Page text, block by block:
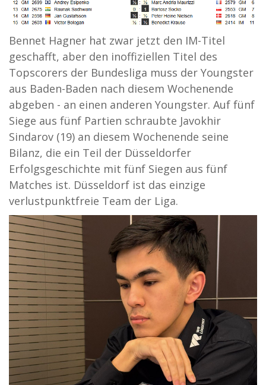
Bennet Hagner hat zwar jetzt den IM-Titel
geschafft, aber den inoffiziellen Titel des
Topscorers der Bundesliga muss der Youngster
aus Baden-Baden nach diesem Wochenende
abgeben - an einen anderen Youngster. Auf fünf
Siege aus fünf Partien schraubte Javokhir
Sindarov (19) an diesem Wochenende seine
Bilanz, die ein Teil der Düsseldorfer
Erfolgsgeschichte mit fünf Siegen aus fünf
Matches ist. Düsseldorf ist das einzige
verlustpunktfreie Team der Liga.